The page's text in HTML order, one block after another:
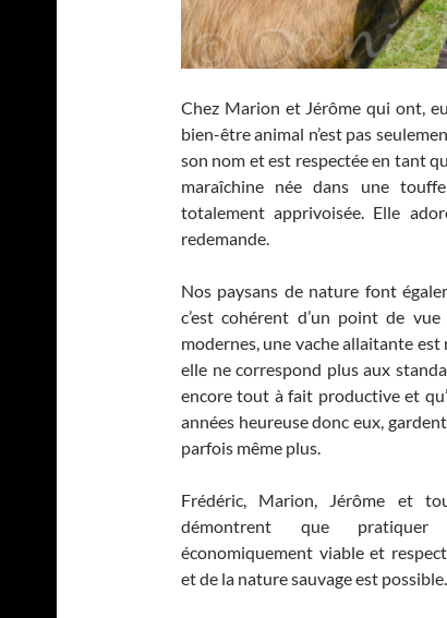
Chez Marion et Jérôme qui ont,
bien-être animal n’est pas
son nom et est respectée en tant
maraîchine née dans une
totalement apprivoisée. Elle
redemande.
Nos paysans de nature font
c’est cohérent d’un point de
modernes, une vache allaitante est
elle ne correspond plus aux
encore tout à fait productive et
années heureuse donc eux,
parfois même plus.
Frédéric, Marion, Jérôme et
démontrent que pratiquer
économiquement viable et
et de la nature sauvage est possible.